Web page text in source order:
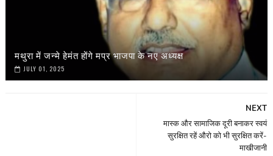
मथुरा में जन्मे हेमंत होंगे मप्र भाजपा के नए अध्यक्ष
JULY 01, 2025
NEXT
मास्क और सामाजिक दूरी बनाकर स्वयं
सुरक्षित रहें औरो को भी सुरक्षित करें-
माखीजानी